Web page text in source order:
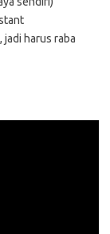
jadi harus raba